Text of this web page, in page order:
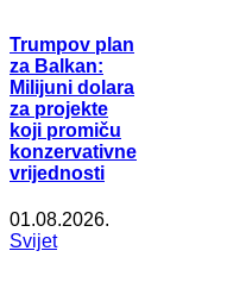
Trumpov plan
za Balkan:
Milijuni dolara
za projekte
koji promiču
konzervativne
vrijednosti
01.08.2026.
Svijet